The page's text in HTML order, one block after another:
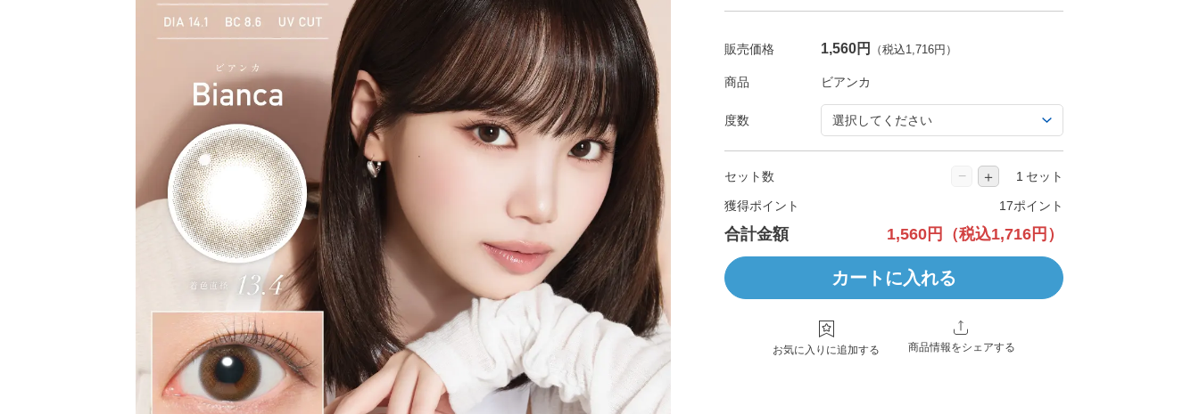
販売価格 1,560円 （税込1,716円）
商品
度数
セット数 − ＋ セット
獲得ポイント 17ポイント
合計金額 1,560円 （税込1,716円）
カートに入れる
お気に入りに追加する 商品情報をシェアする